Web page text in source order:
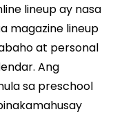
lineup ay nasa
magazine lineup
at personal
Ang
sa preschool